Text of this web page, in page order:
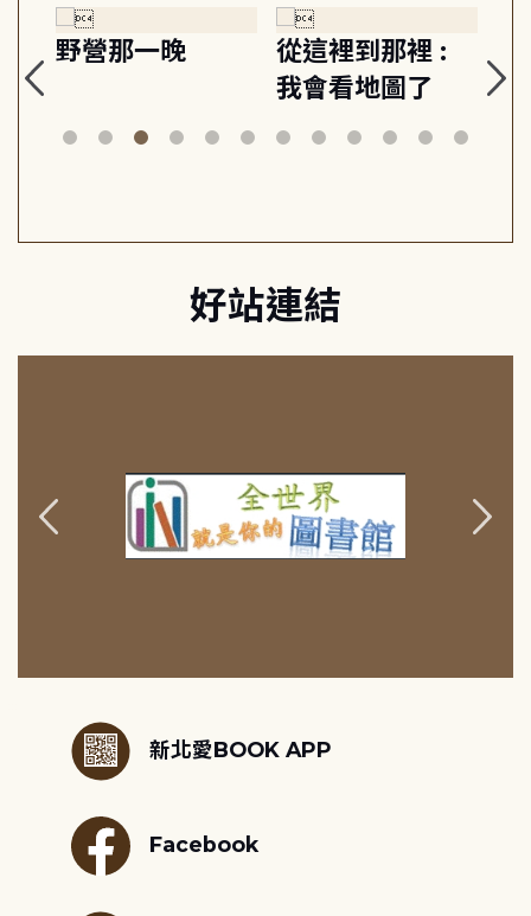
野營那一晚
從這裡到那裡 :
我會看地圖了
美
好站連結
新北愛BOOK APP
Facebook